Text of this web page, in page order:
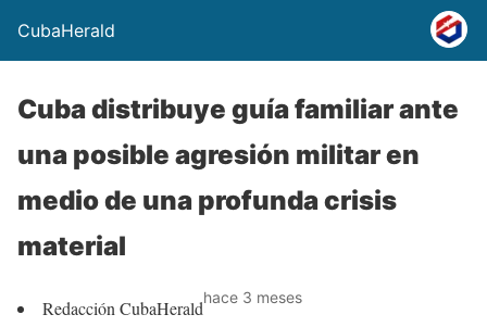
CubaHerald
Cuba distribuye guía familiar ante
una posible agresión militar en
medio de una profunda crisis
material
Redacción CubaHeraldhace 3 meses